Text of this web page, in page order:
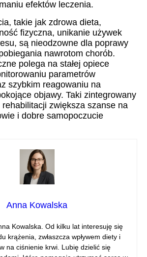
efektów leczenia.
takie jak zdrowa dieta,
fizyczna, unikanie używek
są nieodzowne dla poprawy
nawrotom chorób.
polega na stałej opiece
parametrów
szybkim reagowaniu na
objawy. Taki zintegrowany
zwiększa szanse na
i dobre samopoczucie
Anna Kowalska
Kowalska. Od kilku lat interesuję się
krążenia, zwłaszcza wpływem diety i
na ciśnienie krwi. Lubię dzielić się